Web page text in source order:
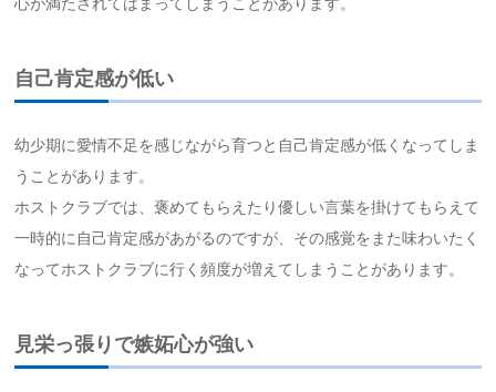
自己肯定感が低い
幼少期に愛情不足を感じながら育つと自己肯定感が低くなってしま
うことがあります。
ホストクラブでは、褒めてもらえたり優しい言葉を掛けてもらえて
一時的に自己肯定感があがるのですが、その感覚をまた味わいたく
なってホストクラブに行く頻度が増えてしまうことがあります。
見栄っ張りで嫉妬心が強い